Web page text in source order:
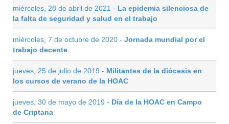
miércoles, 28 de abril de 2021 - La epidemia silenciosa de
la falta de seguridad y salud en el trabajo
miércoles, 7 de octubre de 2020 - Jornada mundial por el
trabajo decente
jueves, 25 de julio de 2019 - Militantes de la diócesis en
los cursos de verano de la HOAC
jueves, 30 de mayo de 2019 - Día de la HOAC en Campo
de Criptana